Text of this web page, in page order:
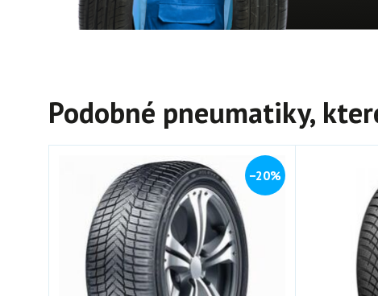
Podobné pneumatiky,
−20%